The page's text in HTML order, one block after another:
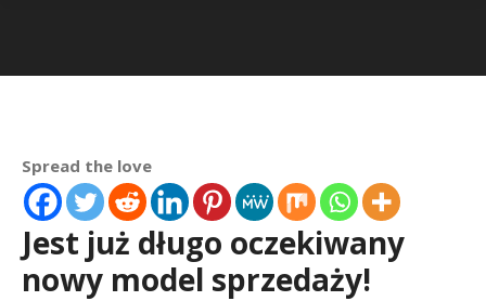
Spread the love
Jest już długo oczekiwany
nowy model sprzedaży!